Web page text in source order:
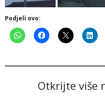
Podjeli ovo:
Otkrijte više